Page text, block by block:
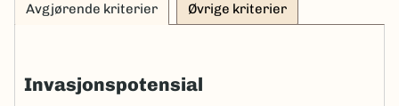
Avgjørende kriterier Øvrige kriterier
Invasjonspotensial